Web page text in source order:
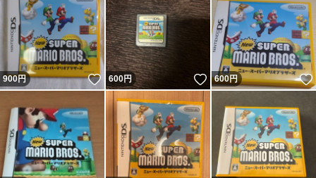
900円 いいね！
600円 いいね！
600円